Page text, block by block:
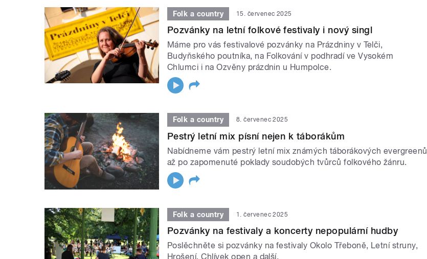
Folk a country 15. červenec 2025
Pozvánky na letní folkové festivaly i nový singl
Máme pro vás festivalové pozvánky na Prázdniny v Telči,
Budyňského poutníka, na Folkování v podhradí ve Vysokém
Chlumci i na Ozvěny prázdnin u Humpolce.
Folk a country 8. červenec 2025
Pestrý letní mix písní nejen k táborákům
Nabídneme vám pestrý letní mix známých táborákových evergreenů
až po zapomenuté poklady soudobých tvůrců folkového žánru.
Folk a country 1. červenec 2025
Pozvánky na festivaly a koncerty nepopulární hudby
Poslěchněte si pozvánky na festivaly Okolo Třeboně, Letní struny,
Hrošení, Chlívek open a další.